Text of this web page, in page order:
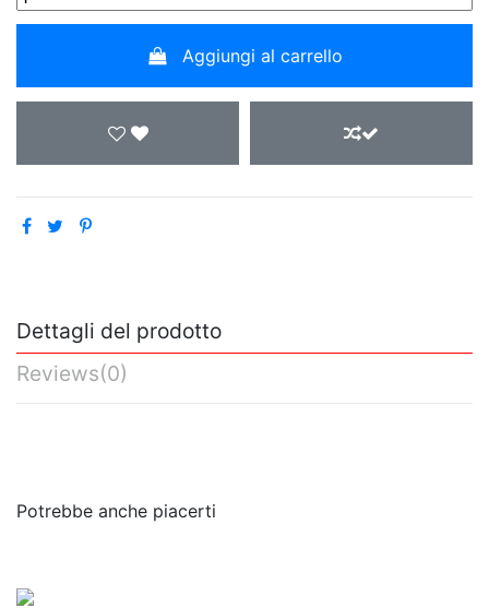
Aggiungi al carrello
Dettagli del prodotto
Reviews(0)
Potrebbe anche piacerti